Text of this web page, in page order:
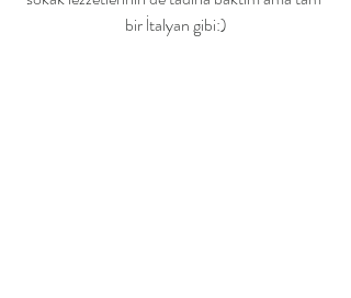
bir İtalyan gibi:)